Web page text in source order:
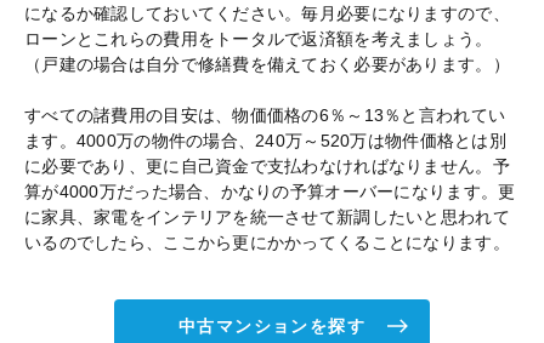
になるか確認しておいてください。毎月必要になりますので、
ローンとこれらの費用をトータルで返済額を考えましょう。
（戸建の場合は自分で修繕費を備えておく必要があります。）
すべての諸費用の目安は、物価価格の6％～13％と言われてい
ます。4000万の物件の場合、240万～520万は物件価格とは別
に必要であり、更に自己資金で支払わなければなりません。予
算が4000万だった場合、かなりの予算オーバーになります。更
に家具、家電をインテリアを統一させて新調したいと思われて
いるのでしたら、ここから更にかかってくることになります。
中古マンションを探す